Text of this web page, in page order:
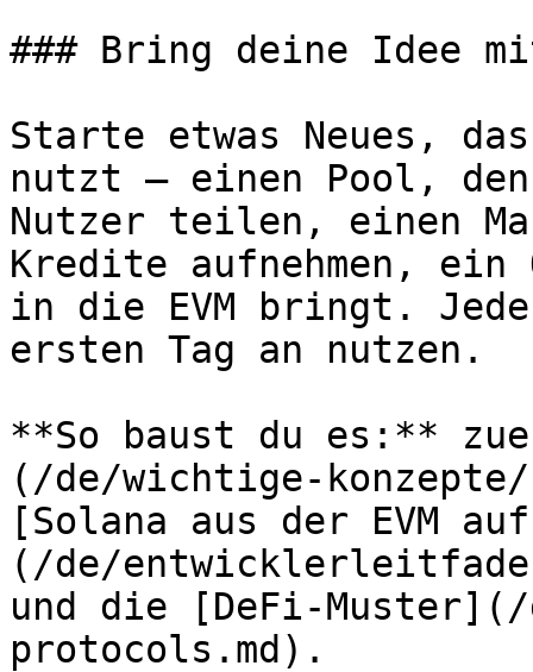
### Bring deine Idee
Starte etwas Neues,
nutzt — einen Pool,
Nutzer teilen, einen
Kredite aufnehmen,
in die EVM bringt.
ersten Tag an nutzen.
**So baust du es:**
(/de/wichtige-konzepte/
[Solana aus der EVM
(/de/
und die [DeFi-
protocols.md).